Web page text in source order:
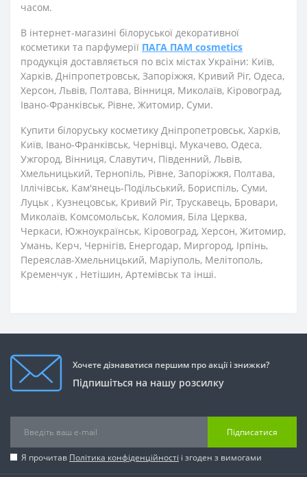
часом.
В інтернет-магазині білоруської декоративної
косметики та парфумерії ПАГА ПАМ cosmetics
продукція доставляється по всіх містах України: Київ,
Харків, Дніпропетровськ, Запоріжжя, Кривий Ріг, Одеса,
Херсон, Львів, Полтава, Вінниця, Миколаїв, Кіровоград,
Івано-Франківськ, Рівне, Житомир, Суми.
Купити білоруську косметику Дніпропетровськ, Харків,
Київ, Івано-Франківськ, Чернівці, Мукачево, Одеса,
Ужгород, Вінниця, Славутич, Південний, Львів,
Хмельницький, Тернопіль, Рівне, Запоріжжя, Полтава,
Іллічівськ, Кам'янець-Подільський, Бориспіль, Суми,
Луцьк , Кузнецовськ, Кривий Ріг, Трускавець, Бровари,
Миколаїв, Комсомольськ, Коломия, Біла Церква,
Черкаси, Южноукраїнськ, Кіровоград, Херсон, Житомир,
Умань, Керч, Чернігів, Енергодар, Миргород, Ірпінь,
Переяслав-Хмельницький, Маріуполь, Мелітополь,
Кременчук , Нетішин, Артемівськ та інші.
Хочете дізнаватися першим про акції і знижки?
Підпишіться на нашу розсилку
Підписатися
Я прочитав Політика конфіденційності і згоден з вимогами